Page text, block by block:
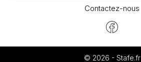
Contactez-nous
© 2026 - Stafe.fr